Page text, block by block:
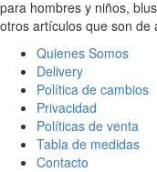
para hombres y niños,
otros artículos que son de
Quienes Somos
Delivery
Política de cambios
Privacidad
Políticas de venta
Tabla de medidas
Contacto